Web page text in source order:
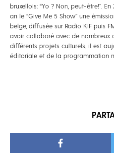
bruxellois: “Yo ? Non, peut-être!”.
an le “Give Me 5 Show” une
belge, diffusée sur Radio KIF puis
avoir collaboré avec de nombreux
différents projets culturels, il est
éditoriale et de la programmation